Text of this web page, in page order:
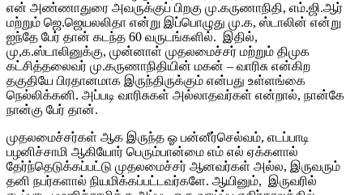
என் அண்ணாதுரை அவருக்குப் பிறகு மு.கருணாநிதி, எம்.ஜி.ஆர்
மற்றும் ஜெ.ஜெயலலிதா என்று இப்பொழுது மு.க, ஸ்டாலின் என்று
ஐந்தே பேர் தான் கடந்த 60 வருடங்களில். இதில்,
மு,க.ஸ்டாலினுக்கு, முன்னாள் முதலமைச்சர் மற்றும் திமுக
கட்சித்தலைவர் மு.கருணாநிதியின் மகன் – வாரிசு என்கிற
தகுதியே பிரதானமாக இருந்திருக்கும் என்பது உள்ளங்கை
நெல்லிக்கனி. அப்படி வாரிசுகள் அல்லாதவர்கள் என்றால், நான்கே
நான்கு பேர் தான்.
முதலமைச்சர்கள் ஆக இருந்த ஓ பன்னீர்செல்வம், எடப்பாடி
பழனிச்சாமி ஆகியோர் பெரும்பான்மை எம் எல் ஏக்களால்
தேர்ந்தெடுக்கப்பட்டு முதலமைச்சர் ஆனவர்கள் அல்ல, இருவரும்
தனி நபர்களால் நியமிக்கப்பட்டவர்களே. ஆயினும், இருவரில்